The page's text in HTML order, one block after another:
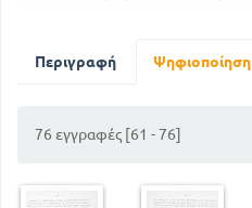
Εις την δωδέκατη επιστολή
Ad familiares IV
Εις την δέκατην επιστολήν
Περιγραφή Ψηφιοποίηση
76 εγγραφές [61 - 76]